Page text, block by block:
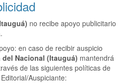
no recibe apoyo publicitario
en caso de recibir auspicio
del Nacional (Itauguá) mantendrá
de las siguientes políticas de
Auspiciante: